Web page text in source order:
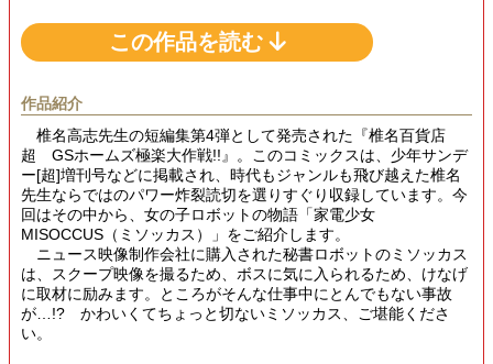
この作品を読む
作品紹介
椎名高志先生の短編集第4弾として発売された『椎名百貨店
超 GSホームズ極楽大作戦!!』。このコミックスは、少年サンデ
ー[超]増刊号などに掲載され、時代もジャンルも飛び越えた椎名
先生ならではのパワー炸裂読切を選りすぐり収録しています。今
回はその中から、女の子ロボットの物語「家電少女
MISOCCUS（ミソッカス）」をご紹介します。
ニュース映像制作会社に購入された秘書ロボットのミソッカス
は、スクープ映像を撮るため、ボスに気に入られるため、けなげ
に取材に励みます。ところがそんな仕事中にとんでもない事故
が…!? かわいくてちょっと切ないミソッカス、ご堪能くださ
い。